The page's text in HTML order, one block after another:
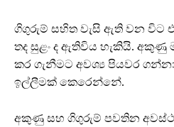
ගිගුරුම් සහිත වැසි ඇති වන විට
තද සුළං ද ඇතිවිය හැකියි.
කර ගැනීමට අවශ්‍ය පියවර
ඉල්ලීමක් කෙරෙන්නේ.
අකුණු සහ ගිගුරුම් පවතින